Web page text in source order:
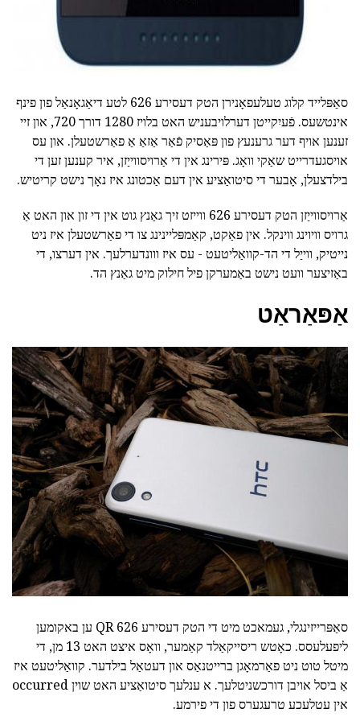
סאַפּלייד קלוג טעלעפאָנירן הטק דעסירע 626 לטע דיאַגאָנאַל פון פינף
אינטשעס. פֿעיִקייטן דערלויבעניש האט בלויז 1280 דורך 720, און זיי
זענען אויף דער גרענעץ פון פּאַסיק פֿאַר אַזאַ אַ פאַרשטעלן. און עס
אויסגעדרייט שאַקי וואָג. פּירינג אין די אַרויסווייַזן, איר קענען זען די
בילדצעלן, אָבער די סיטואַציע אין דעם אַכטונג איז נאָך נישט קריטיש.
אַרויסווייַזן הטק דעסירע 626 ווייזט זיך גאַנץ גוט אין די זון און האט אַ
גרויס וויוינג ווינקל. אין פאַקט, קאַמפּליינינג צו די פאַרשטעלן איז ניט
נייטיק, ווייַל די הד-קוואַליטעט - עס איז ווונדערלעך. אין דערצו, די
באַזיצער וועט נישט באַמערקן פיל חילוק מיט גאַנץ הד.
אַפּאַראַט
סאַפּרייזינגלי, געמאכט מיט די הטק דעסירע 626 QR ען באקומען
ליפעלעסס. כאָטש ריסייקאַלד קאַמער, וואָס איצט האט 13 מן, די
מיטל טוט ניט פאַרמאָגן ברייטנאַס און דעטאַל בילדער. קוואַליטעט איז
אַ ביסל אויבן דורכשניטלעך. א ענלעך סיטואַציע האט שוין occurred
אין עטלעכע טרעגערס פון די פירמע.